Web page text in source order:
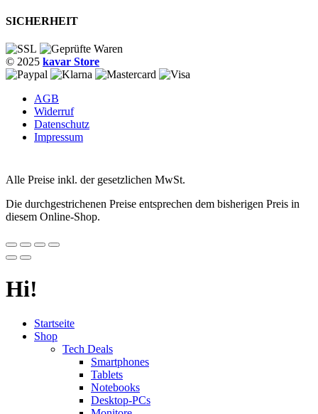
SICHERHEIT
© 2025 kavar Store
AGB
Widerruf
Datenschutz
Impressum
Alle Preise inkl. der gesetzlichen MwSt.
Die durchgestrichenen Preise entsprechen dem bisherigen Preis in
diesem Online-Shop.
Hi!
Startseite
Shop
Tech Deals
Smartphones
Tablets
Notebooks
Desktop-PCs